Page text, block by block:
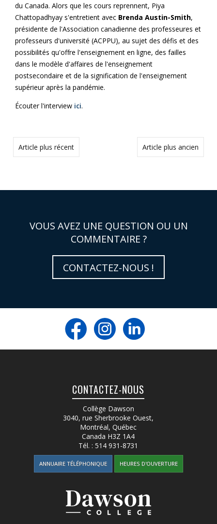
du Canada. Alors que les cours reprennent, Piya
Chattopadhyay s'entretient avec Brenda Austin-Smith,
présidente de l'Association canadienne des professeures et
professeurs d'université (ACPPU), au sujet des défis et des
possibilités qu'offre l'enseignement en ligne, des failles
dans le modèle d'affaires de l'enseignement
postsecondaire et de la signification de l'enseignement
supérieur après la pandémie.
Écouter l'interview ici.
Article plus ancien
Article plus récent
VOUS AVEZ UNE QUESTION OU UN
COMMENTAIRE ?
CONTACTEZ-NOUS !
CONTACTEZ-NOUS
Collège Dawson
3040, rue Sherbrooke Ouest,
Montréal, Québec
Canada H3Z 1A4
Tél. :514 931-8731
ANNUAIRE TÉLÉPHONIQUE HEURES D'OUVERTURE